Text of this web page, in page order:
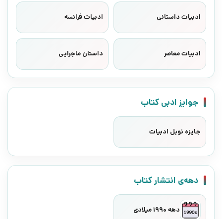
ادبیات داستانی ادبیات فرانسه
ادبیات معاصر داستان ماجرایی
جوایز ادبی کتاب
جایزه نوبل ادبیات
دهه‌ی انتشار کتاب
دهه 1990 میلادی